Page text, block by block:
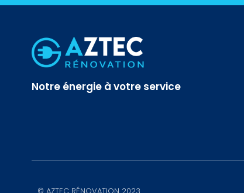
Notre énergie à votre service